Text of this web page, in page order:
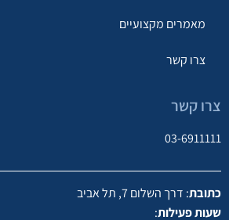
מאמרים מקצועיים
צרו קשר
צרו קשר
03-6911111
כתובת: דרך השלום 7, תל אביב
שעות פעילות: